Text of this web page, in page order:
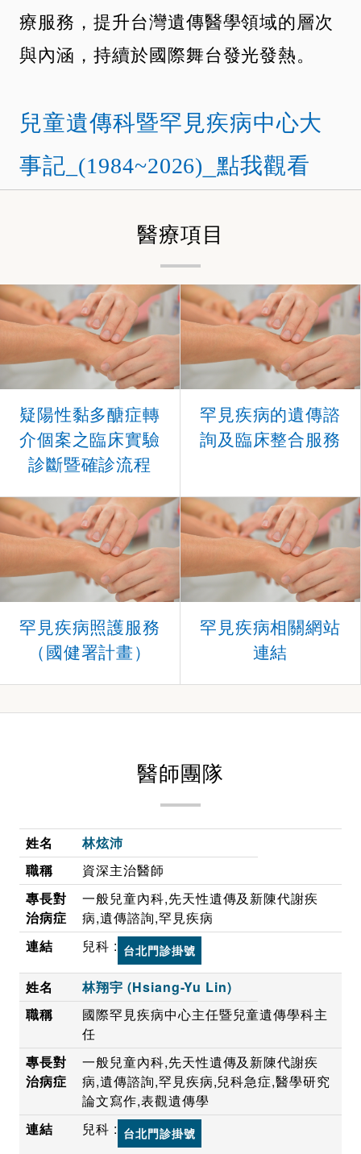
療服務，提升台灣遺傳醫學領域的層次
與內涵，持續於國際舞台發光發熱。
兒童遺傳科暨罕見疾病中心大
事記_(1984~2026)
_點我觀看
醫療項目
疑陽性黏多醣症轉
介個案之臨床實驗
診斷暨確診流程
罕見疾病的遺傳諮
詢及臨床整合服務
罕見疾病照護服務
（國健署計畫）
罕見疾病相關網站
連結
醫師團隊
林炫沛
資深主治醫師
一般兒童內科,先天性遺傳及新陳代謝疾
病,遺傳諮詢,罕見疾病
兒科 : 台北門診掛號
林翔宇 (Hsiang-Yu Lin)
國際罕見疾病中心主任暨兒童遺傳學科主
任
一般兒童內科,先天性遺傳及新陳代謝疾
病,遺傳諮詢,罕見疾病,兒科急症,醫學研究
論文寫作,表觀遺傳學
兒科 : 台北門診掛號